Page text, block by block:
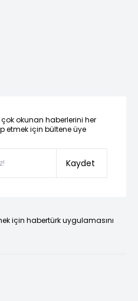
okunan haberlerini her
etmek için bültene üye
Kaydet
için habertürk uygulamasını